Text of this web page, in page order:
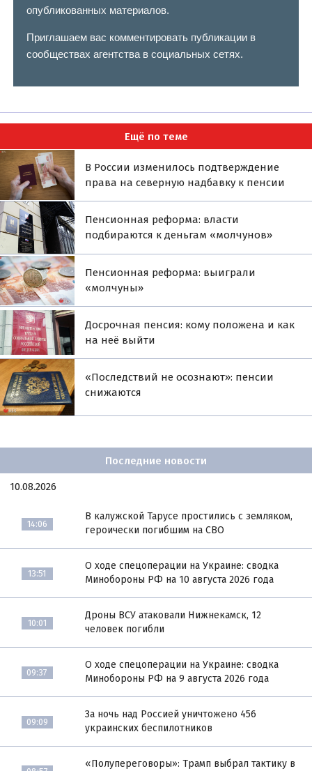
опубликованных материалов.
Приглашаем вас комментировать публикации в
сообществах агентства в социальных сетях.
Ещё по теме
В России изменилось подтверждение
права на северную надбавку к пенсии
Пенсионная реформа: власти
подбираются к деньгам «молчунов»
Пенсионная реформа: выиграли
«молчуны»
Досрочная пенсия: кому положена и как
на неё выйти
«Последствий не осознают»: пенсии
снижаются
Последние новости
10.08.2026
14:06
В калужской Тарусе простились с земляком,
героически погибшим на СВО
13:51
О ходе спецоперации на Украине: сводка
Минобороны РФ на 10 августа 2026 года
10:01
Дроны ВСУ атаковали Нижнекамск, 12
человек погибли
09:37
О ходе спецоперации на Украине: сводка
Минобороны РФ на 9 августа 2026 года
09:09
За ночь над Россией уничтожено 456
украинских беспилотников
«Полупереговоры»: Трамп выбрал тактику в